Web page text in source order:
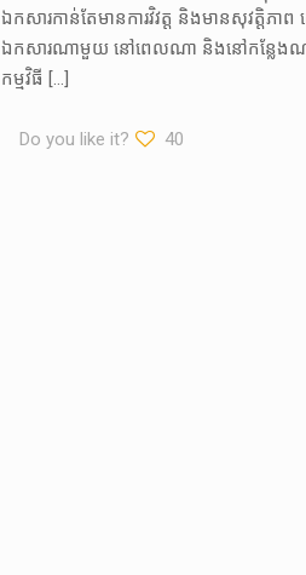
ឯកសារកាន់តែមានការវិវត្ត និងមានសុវត្តិ
ឯកសារណាមួយ នៅពេលណា និងនៅកន្លែងណា
កម្មវិធី […]
Do you like it? 40